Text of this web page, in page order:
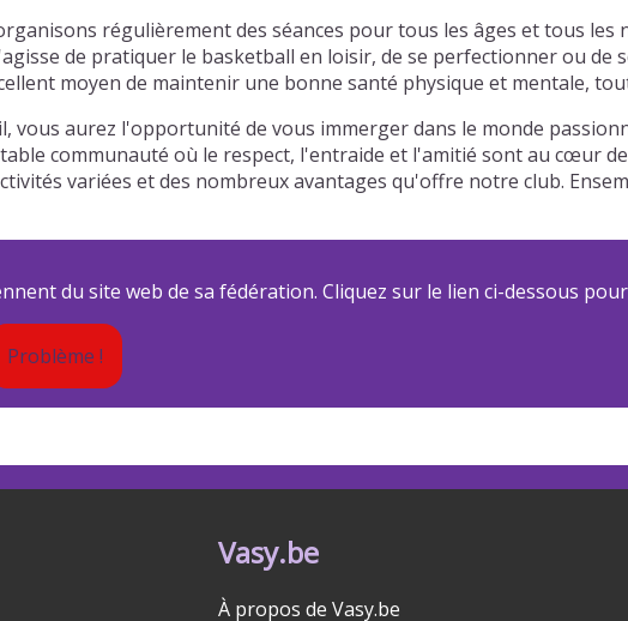
régulièrement des séances pour tous les âges et tous
de pratiquer le basketball en loisir, de se perfectionner ou de
moyen de maintenir une bonne santé physique et mentale,
vous aurez l'opportunité de vous immerger dans le monde
communauté où le respect, l'entraide et l'amitié sont au cœur
variées et des nombreux avantages qu'offre notre club.
du site web de sa fédération. Cliquez sur le lien ci-dessous
Problème !
Vasy.be
À propos de Vasy.be